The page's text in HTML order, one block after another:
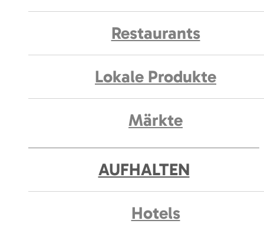
Restaurants
Lokale Produkte
Märkte
AUFHALTEN
Hotels